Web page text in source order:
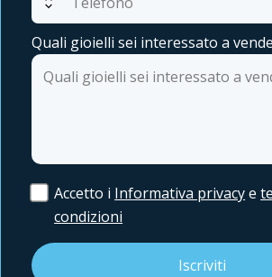
Quali gioielli sei interessato a
Accetto i Informativa privacye
condizioni
Iscriviti